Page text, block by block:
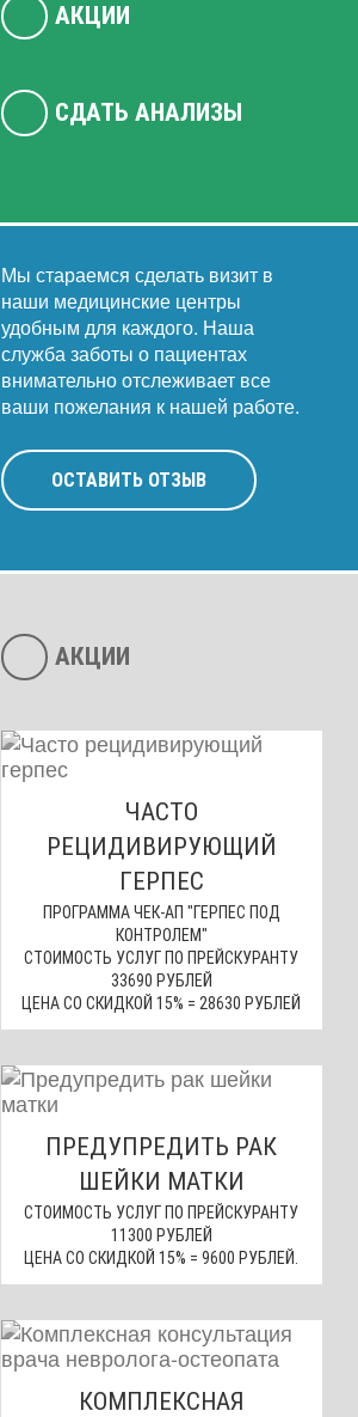
АКЦИИ
СДАТЬ АНАЛИЗЫ
Мы стараемся сделать визит в
наши медицинские центры
удобным для каждого. Наша
служба заботы о пациентах
внимательно отслеживает все
ваши пожелания к нашей работе.
ОСТАВИТЬ ОТЗЫВ
АКЦИИ
ЧАСТО
РЕЦИДИВИРУЮЩИЙ
ГЕРПЕС
ПРОГРАММА ЧЕК-АП "ГЕРПЕС ПОД
КОНТРОЛЕМ"
СТОИМОСТЬ УСЛУГ ПО ПРЕЙСКУРАНТУ
33690 РУБЛЕЙ
ЦЕНА СО СКИДКОЙ 15% = 28630 РУБЛЕЙ
ПРЕДУПРЕДИТЬ РАК
ШЕЙКИ МАТКИ
СТОИМОСТЬ УСЛУГ ПО ПРЕЙСКУРАНТУ
11300 РУБЛЕЙ
ЦЕНА СО СКИДКОЙ 15% = 9600 РУБЛЕЙ.
КОМПЛЕКСНАЯ